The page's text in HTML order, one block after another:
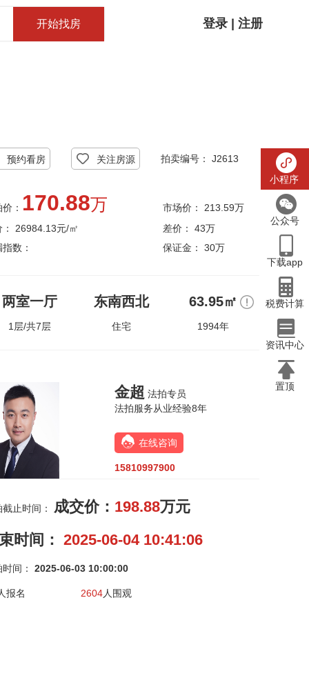
开始找房 登录 注册
预约看房 关注房源 拍卖编号： J2613
： 170.88万 市场价：
213.59万
26984.13元/㎡ 差价：
43万
数：
保证金： 30万
两室一厅
1层/共7层
东南西北
住宅
63.95㎡
1994年
金超 法拍专员
法拍服务从业经验8年
在线咨询
15810997900
止时间： 成交价： 198.88万元
时间： 2025-06-04 10:41:06
间： 2025-06-03 10:00:00
报名 2604人围观
小程序
公众号
下载app
税费计算
资讯中心
置顶